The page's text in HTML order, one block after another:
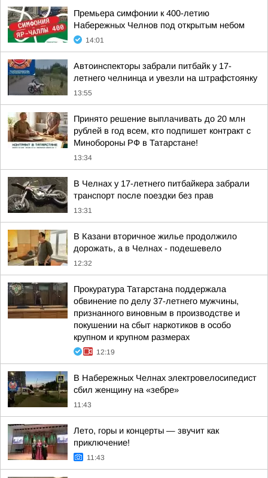
Премьера симфонии к 400-летию
Набережных Челнов под открытым небом
14:01
Автоинспекторы забрали питбайк у 17-
летнего челнинца и увезли на штрафстоянку
13:55
Принято решение выплачивать до 20 млн
рублей в год всем, кто подпишет контракт с
Минобороны РФ в Татарстане!
13:34
В Челнах у 17-летнего питбайкера забрали
транспорт после поездки без прав
13:31
В Казани вторичное жилье продолжило
дорожать, а в Челнах - подешевело
12:32
Прокуратура Татарстана поддержала
обвинение по делу 37-летнего мужчины,
признанного виновным в производстве и
покушении на сбыт наркотиков в особо
крупном и крупном размерах
12:19
В Набережных Челнах электровелосипедист
сбил женщину на «зебре»
11:43
Лето, горы и концерты — звучит как
приключение!
11:43